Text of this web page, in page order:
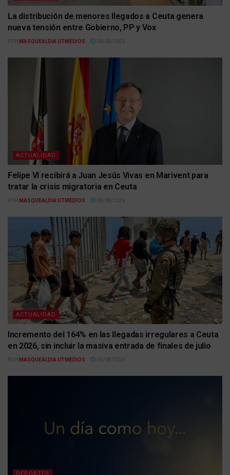
La distribución de menores llegados a Ceuta genera
nueva tensión entre Gobierno, PP y Vox
POR MASQUEALDIA UTMEDIOS 06/08/2026
ACTUALIDAD
Felipe VI recibirá a Juan Jesús Vivas en Marivent para
tratar la crisis migratoria en Ceuta
POR MASQUEALDIA UTMEDIOS 06/08/2026
ACTUALIDAD
Incremento del 164% en las llegadas irregulares a Ceuta
en 2026, sin incluir la masiva entrada de finales de julio
POR MASQUEALDIA UTMEDIOS 06/08/2026